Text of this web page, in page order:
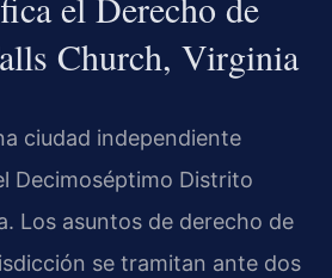
Church, Virginia
ciudad independiente
Decimoséptimo Distrito
Los asuntos de derecho de
se tramitan ante dos